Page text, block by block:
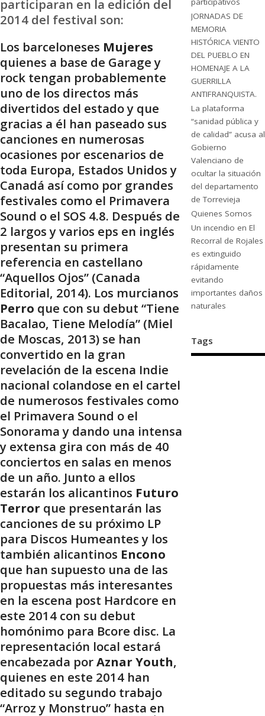
participaran en la edición del
2014 del festival son:
Los barceloneses Mujeres
quienes a base de Garage y
rock tengan probablemente
uno de los directos más
divertidos del estado y que
gracias a él han paseado sus
canciones en numerosas
ocasiones por escenarios de
toda Europa, Estados Unidos y
Canadá así como por grandes
festivales como el Primavera
Sound o el SOS 4.8. Después de
2 largos y varios eps en inglés
presentan su primera
referencia en castellano
“Aquellos Ojos” (Canada
Editorial, 2014). Los murcianos
Perro que con su debut “Tiene
Bacalao, Tiene Melodía” (Miel
de Moscas, 2013) se han
convertido en la gran
revelación de la escena Indie
nacional colandose en el cartel
de numerosos festivales como
el Primavera Sound o el
Sonorama y dando una intensa
y extensa gira con más de 40
conciertos en salas en menos
de un año. Junto a ellos
estarán los alicantinos Futuro
Terror que presentarán las
canciones de su próximo LP
para Discos Humeantes y los
también alicantinos Encono
que han supuesto una de las
propuestas más interesantes
en la escena post Hardcore en
este 2014 con su debut
homónimo para Bcore disc. La
representación local estará
encabezada porAznar Youth,
quienes en este 2014 han
editado su segundo trabajo
“Arroz y Monstruo” hasta en
JORNADAS DE
MEMORIA
HISTÓRICA VIENTO
DEL PUEBLO EN
HOMENAJE A LA
GUERRILLA
ANTIFRANQUISTA.
La plataforma
“sanidad pública y
de calidad” acusa al
Gobierno
Valenciano de
ocultar la situación
del departamento
de Torrevieja
Quienes Somos
Un incendio en El
Recorral de Rojales
es extinguido
rápidamente
evitando
importantes daños
naturales
Tags